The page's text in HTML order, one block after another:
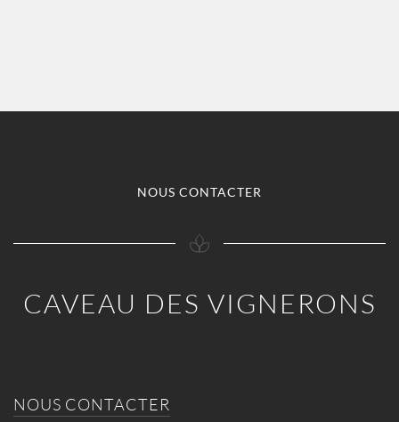
NOUS CONTACTER
CAVEAU DES VIGNERONS
NOUS CONTACTER